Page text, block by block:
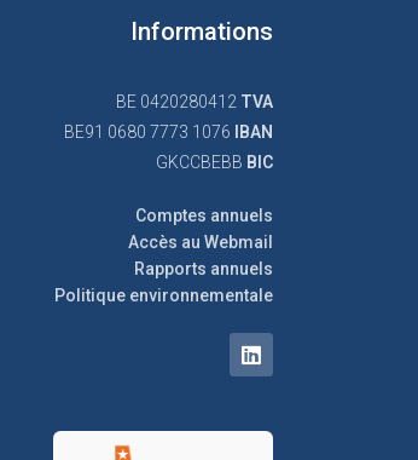
Informations
BE 0420280412 TVA
BE91 0680 7773 1076
IBAN
GKCCBEBB BIC
Comptes annuels
Accès au Webmail
Rapports annuels
Politique environnementale